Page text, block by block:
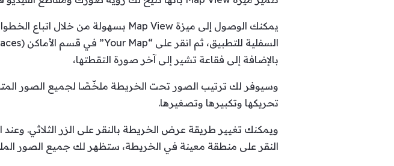
بالإضافة إلى فقاعة تشير إلى آخر صورة التقطتها،
وسيوفر لك ترتيب الصور تحت الخريطة ملخّصًا لجميع الصور
تحريكها وتكبيرها وتصغيرها.
ويمكنك تغيير طريقة عرض الخريطة بالنقر على الزر الثلاثي.
النقر على منطقة معينة في الخريطة، ستظهر لك جميع الصور